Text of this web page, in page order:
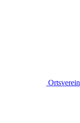
Ortsverein